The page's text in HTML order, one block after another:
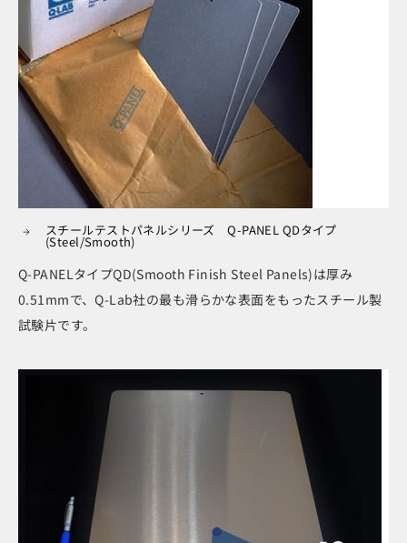
スチールテストパネルシリーズ Q-PANEL QDタイプ
(Steel/Smooth)
Q-PANELタイプQD(Smooth Finish Steel Panels)は厚み
0.51mmで、Q-Lab社の最も滑らかな表面をもったスチール製
試験片です。